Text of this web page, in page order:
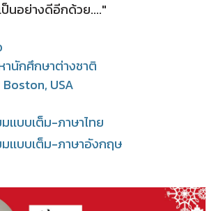
นอย่างดีอีกด้วย...."
านักศึกษาต่างชาติ
USA
เเบบเต็ม-ภาษาไทย
เเบบเต็ม-ภาษาอังกฤษ